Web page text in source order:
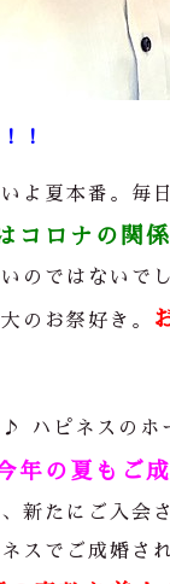
！
よ夏本番。毎
コロナの関
のではないで
のお祭好き。
ハピネスの ホ
年の夏もご
新たにご入会
スでご成婚さ